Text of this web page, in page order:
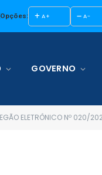
Opções: A+ A-
GOVERNO
ELETRÔNICO Nº 020/2023 (AQUISIÇÃO DE